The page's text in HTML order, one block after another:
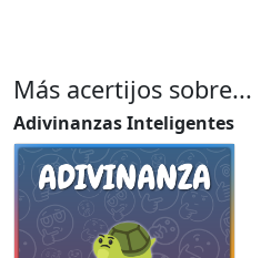
Más acertijos sobre...
Adivinanzas Inteligentes